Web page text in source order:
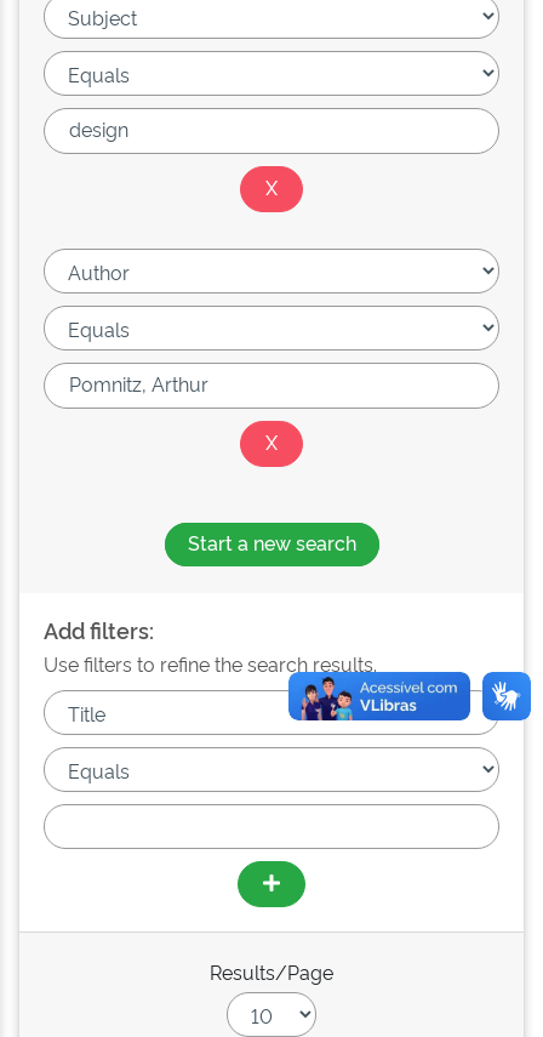
Start a new search
Add filters:
Use filters to refine the search results.
Results/Page